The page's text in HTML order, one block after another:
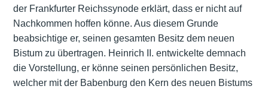
der Frankfurter Reichssynode erklärt, dass er nicht auf
Nachkommen hoffen könne. Aus diesem Grunde
beabsichtige er, seinen gesamten Besitz dem neuen
Bistum zu übertragen. Heinrich II. entwickelte demnach
die Vorstellung, er könne seinen persönlichen Besitz,
welcher mit der Babenburg den Kern des neuen Bistums